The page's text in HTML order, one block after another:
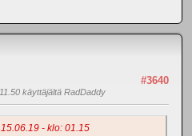
#3640
käyttäjältä RadDaddy
- klo: 01.15